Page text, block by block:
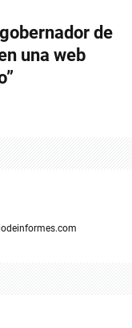
de
una web